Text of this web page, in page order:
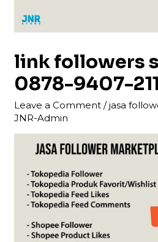
link followers
0878-9407-
Leave a Comment /jasa
JNR-Admin